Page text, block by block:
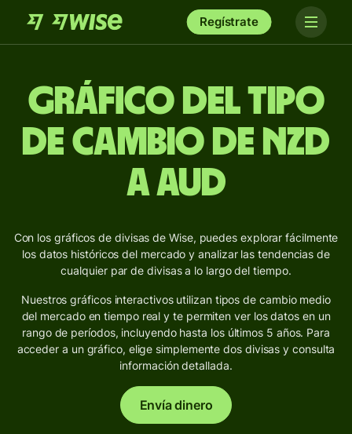
Regístrate
Gráfico del Tipo
de Cambio de NZD
a AUD
Con los gráficos de divisas de Wise, puedes explorar fácilmente
los datos históricos del mercado y analizar las tendencias de
cualquier par de divisas a lo largo del tiempo.
Nuestros gráficos interactivos utilizan tipos de cambio medio
del mercado en tiempo real y te permiten ver los datos en un
rango de períodos, incluyendo hasta los últimos 5 años. Para
acceder a un gráfico, elige simplemente dos divisas y consulta
información detallada.
Envía dinero